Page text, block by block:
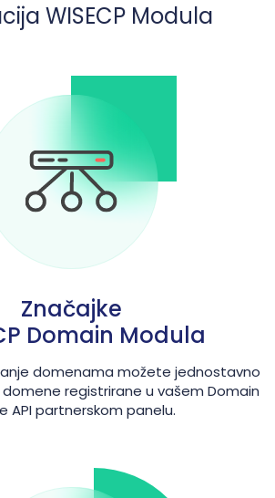
WISECP Modula
Značajke
Domain Modula
domenama možete jednostavno
registrirane u vašem Domain
API partnerskom panelu.